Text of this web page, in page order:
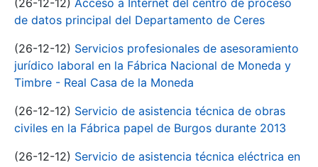
(26-12-12) Acceso a Internet del centro de proceso
de datos principal del Departamento de Ceres
(26-12-12) Servicios profesionales de asesoramiento
jurídico laboral en la Fábrica Nacional de Moneda y
Timbre - Real Casa de la Moneda
(26-12-12) Servicio de asistencia técnica de obras
civiles en la Fábrica papel de Burgos durante 2013
(26-12-12) Servicio de asistencia técnica eléctrica en